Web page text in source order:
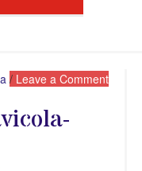
Leave a Comment